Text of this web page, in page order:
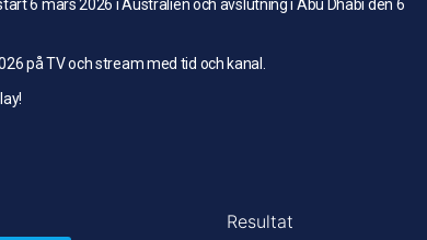
6 mars 2026 i Australien och avslutning i Abu Dhabi den 6
på TV och stream med tid och kanal.
Resultat